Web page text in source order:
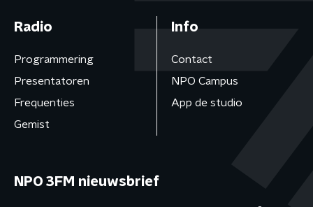
Radio
Programmering
Presentatoren
Frequenties
Gemist
Info
Contact
NPO Campus
App de studio
NPO 3FM nieuwsbrief